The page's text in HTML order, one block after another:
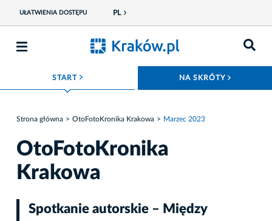
UŁATWIENIA DOSTĘPU PL
START ROZWIŃ MENU NA SKRÓTY
Strona główna OtoFotoKronika Krakowa Marzec 2023
OtoFotoKronika
Krakowa
Spotkanie autorskie – Między